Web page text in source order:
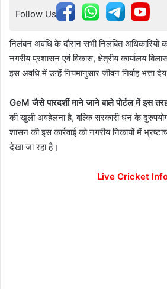
Follow Us
निलंबन अवधि के दौरान सभी निलंबित
नगरीय प्रशासन एवं विकास, क्षेत्रीय कार्यालय
इस अवधि में उन्हें नियमानुसार जीवन निर्वाह भत्ता देय
GeM जैसे पारदर्शी माने जाने वाले पोर्टल में इस
की खुली अवहेलना है, बल्कि सरकारी धन के
शासन की इस कार्रवाई को नगरीय निकायों में
देखा जा रहा है।
Live Cricket